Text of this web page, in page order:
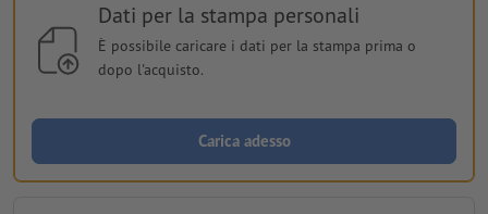
Dati per la stampa personali
È possibile caricare i dati per la stampa prima o
dopo l'acquisto.
Carica adesso